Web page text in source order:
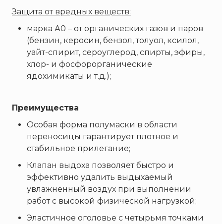
Прибор
Ратоборец
Русинтэк
Сalisia Vulcan
Сибирский Арсенал
Спектрон НПО
Спецавтоматика
Специнформатика-СИ
Спецприбор
Защита от вредных веществ:
марка А0 – от органических газов и паров
(бензин, керосин, бензол, толуол, ксилол,
уайт-спирит, сероуглерод, спирты, эфиры,
хлор- и фосфорорганические
ядохимикаты и т.д.);
Преимущества
Особая форма полумаски в области
переносицы гарантирует плотное и
стабильное прилегание;
Клапан выдоха позволяет быстро и
эффективно удалить выдыхаемый
увлажненный воздух при выполнении
работ с высокой физической нагрузкой;
Эластичное оголовье с четырьмя точками